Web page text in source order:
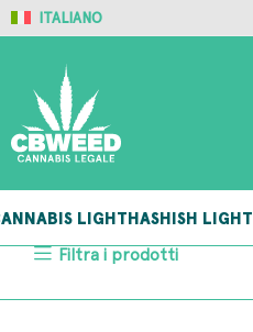
ITALIANO
LIGHTHASHISH LIGHT
Filtra i prodotti